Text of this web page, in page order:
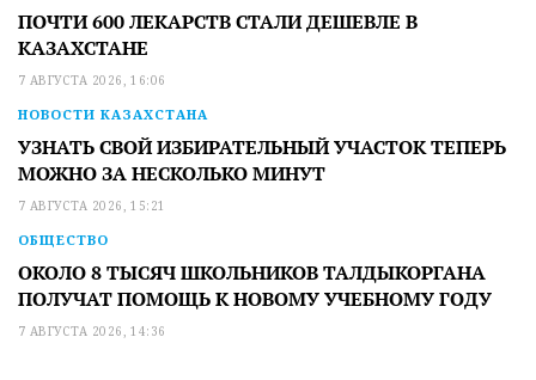
ПОЧТИ 600 ЛЕКАРСТВ СТАЛИ ДЕШЕВЛЕ В
КАЗАХСТАНЕ
7 АВГУСТА 2026, 16:06
НОВОСТИ КАЗАХСТАНА
УЗНАТЬ СВОЙ ИЗБИРАТЕЛЬНЫЙ УЧАСТОК ТЕПЕРЬ
МОЖНО ЗА НЕСКОЛЬКО МИНУТ
7 АВГУСТА 2026, 15:21
ОБЩЕСТВО
ОКОЛО 8 ТЫСЯЧ ШКОЛЬНИКОВ ТАЛДЫКОРГАНА
ПОЛУЧАТ ПОМОЩЬ К НОВОМУ УЧЕБНОМУ ГОДУ
7 АВГУСТА 2026, 14:36